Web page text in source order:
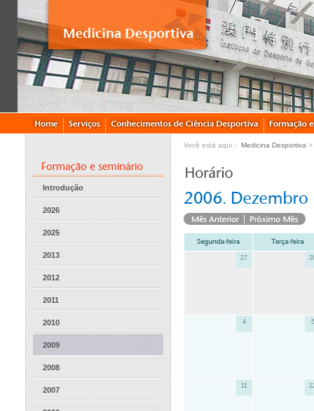
Introdução
2026
2025
2013
2012
2011
2010
2009
2008
2007
Você está aqui： Medicina Desportiva >
27
4 5
11